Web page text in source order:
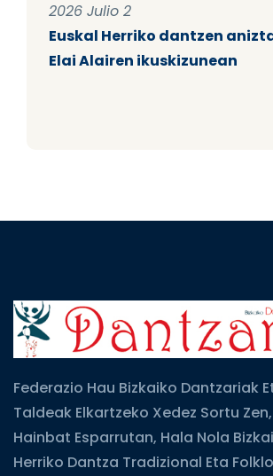
2026 Julio 2
Euskal Herriko dantzen
Elai Alairen ikuskizunean
Federazio Hau Bizkaiko Dantzariak
Taldeak Elkartzeko Xedez Sortu
Hainbat Esparrutan, Hala Nola
Herriko Dantza Tradizional Eta